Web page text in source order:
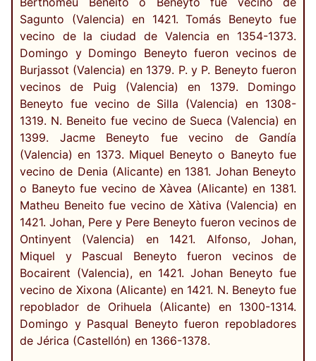
Sagunto (Valencia) en 1421. Tomás Beneyto fue
vecino de la ciudad de Valencia en 1354-1373.
Domingo y Domingo Beneyto fueron vecinos de
Burjassot (Valencia) en 1379. P. y P. Beneyto fueron
vecinos de Puig (Valencia) en 1379. Domingo
Beneyto fue vecino de Silla (Valencia) en 1308-
1319. N. Beneito fue vecino de Sueca (Valencia) en
1399. Jacme Beneyto fue vecino de Gandía
(Valencia) en 1373. Miquel Beneyto o Baneyto fue
vecino de Denia (Alicante) en 1381. Johan Beneyto
o Baneyto fue vecino de Xàvea (Alicante) en 1381.
Matheu Beneito fue vecino de Xàtiva (Valencia) en
1421. Johan, Pere y Pere Beneyto fueron vecinos de
Ontinyent (Valencia) en 1421. Alfonso, Johan,
Miquel y Pascual Beneyto fueron vecinos de
Bocairent (Valencia), en 1421. Johan Beneyto fue
vecino de Xixona (Alicante) en 1421. N. Beneyto fue
repoblador de Orihuela (Alicante) en 1300-1314.
Domingo y Pasqual Beneyto fueron repobladores
de Jérica (Castellón) en 1366-1378.